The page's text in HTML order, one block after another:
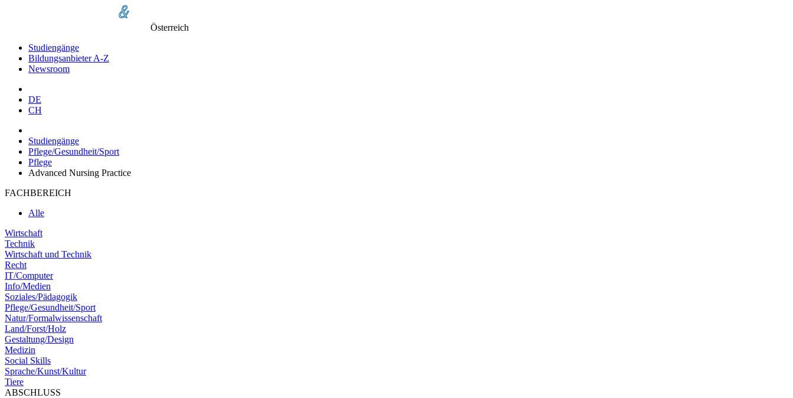
Österreich
Studiengänge
Bildungsanbieter A-Z
Newsroom
DE
CH
Studiengänge
Pflege/Gesundheit/Sport
Pflege
Advanced Nursing Practice
FACHBEREICH
Alle
Wirtschaft
Technik
Wirtschaft und Technik
Recht
IT/Computer
Info/Medien
Soziales/Pädagogik
Pflege/Gesundheit/Sport
Natur/Formalwissenschaft
Land/Forst/Holz
Gestaltung/Design
Medizin
Social Skills
Sprache/Kunst/Kultur
Tiere
ABSCHLUSS